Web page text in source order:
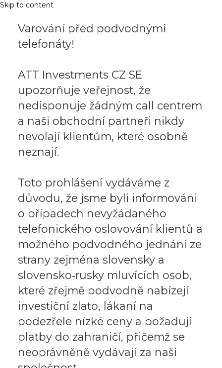
Skip to content
Varování před podvodnými
telefonáty!
ATT Investments CZ SE
upozorňuje veřejnost, že
nedisponuje žádným call centrem
a naši obchodní partneři nikdy
nevolají klientům, které osobně
neznají.
Toto prohlášení vydáváme z
důvodu, že jsme byli informováni
o případech nevyžádaného
telefonického oslovování klientů a
možného podvodného jednání ze
strany zejména slovensky a
slovensko‑rusky mluvících osob,
které zřejmě podvodně nabízejí
investiční zlato, lákaní na
podezřele nízké ceny a požadují
platby do zahraničí, přičemž se
neoprávněně vydávají za naši